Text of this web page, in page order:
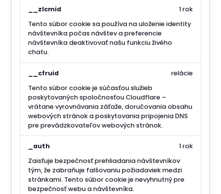
__zlcmid
Tento súbor cookie sa používa na uloženie identity
návštevníka počas návštev a preferencie
návštevníka deaktivovať našu funkciu živého
chatu.
1 rok
__cfruid
Tento súbor cookie je súčasťou služieb
poskytovaných spoločnosťou Cloudflare –
vrátane vyrovnávania záťaže, doručovania obsahu
webových stránok a poskytovania pripojenia DNS
pre prevádzkovateľov webových stránok.
relácie
_auth
Zaisťuje bezpečnosť prehliadania návštevníkov
tým, že zabraňuje falšovaniu požiadaviek medzi
stránkami. Tento súbor cookie je nevyhnutný pre
bezpečnosť webu a návštevníka.
1 rok